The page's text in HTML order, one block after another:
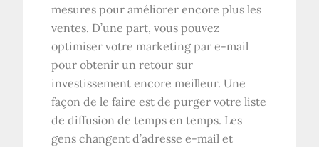
mesures pour améliorer encore plus les
ventes. D’une part, vous pouvez
optimiser votre marketing par e-mail
pour obtenir un retour sur
investissement encore meilleur. Une
façon de le faire est de purger votre liste
de diffusion de temps en temps. Les
gens changent d’adresse e-mail et